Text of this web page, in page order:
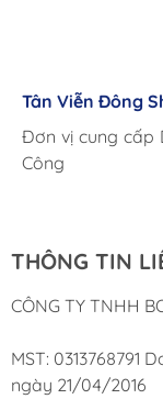
Tân Viễn Đông
Đơn vị cung cấp
Công
Cung ứng sản
Chúng tôi có thể
Giá cả hợp lý,
THÔNG TIN
CÔNG TY TNHH
MST: 0313768791
ngày 21/04/2016